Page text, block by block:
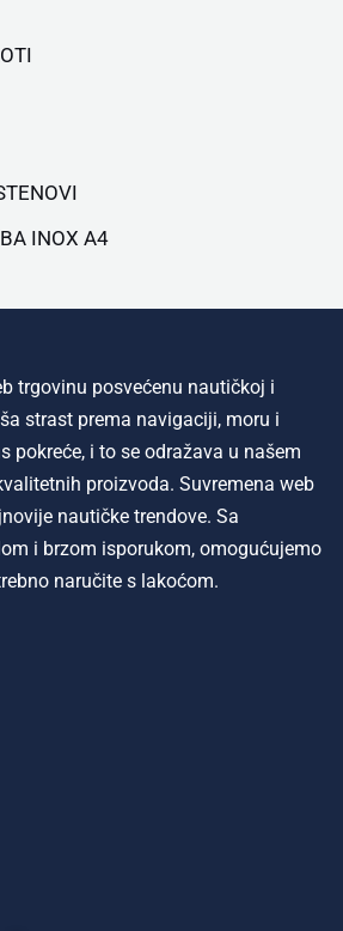
INOX A4
trgovinu posvećenu nautičkoj i
strast prema navigaciji, moru i
pokreće, i to se odražava u našem
proizvoda. Suvremena web
nautičke trendove. Sa
i brzom isporukom, omogućujemo
naručite s lakoćom.